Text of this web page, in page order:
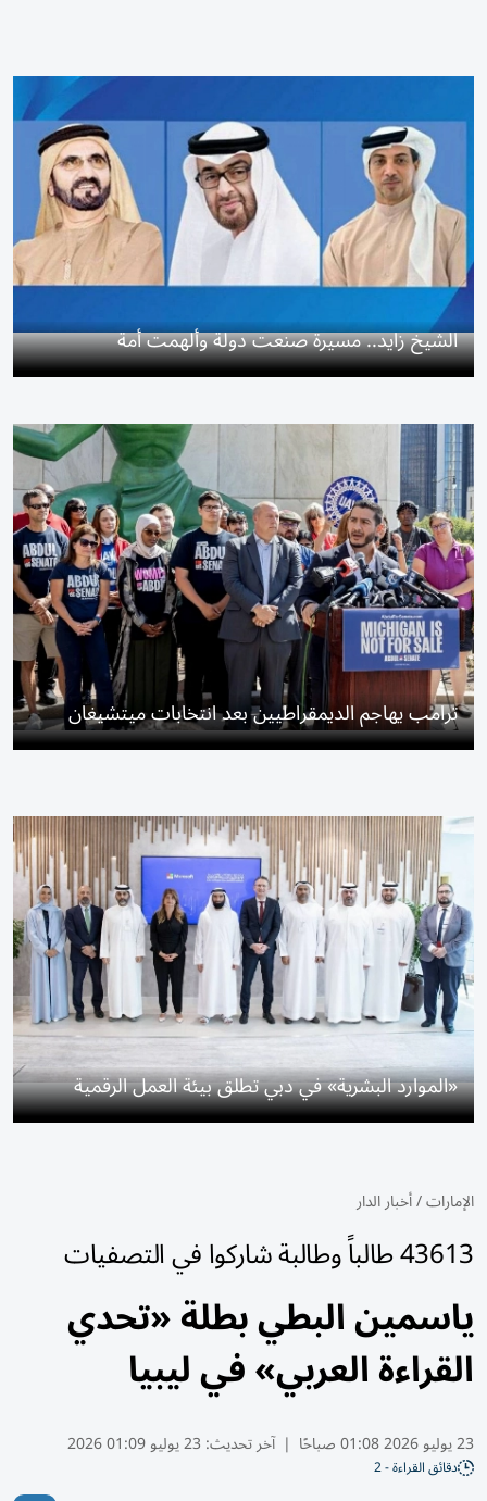
الشيخ زايد.. مسيرة صنعت دولة وألهمت أمة
ترامب يهاجم الديمقراطيين بعد انتخابات ميتشيغان
«الموارد البشرية» في دبي تطلق بيئة العمل الرقمية
الإمارات/أخبار الدار
43613 طالباً وطالبة شاركوا في التصفيات
ياسمين البطي بطلة «تحدي
القراءة العربي» في ليبيا
23 يوليو 2026 01:08 صباحًا | آخر تحديث: 23 يوليو 01:09 2026
دقائق القراءة - 2